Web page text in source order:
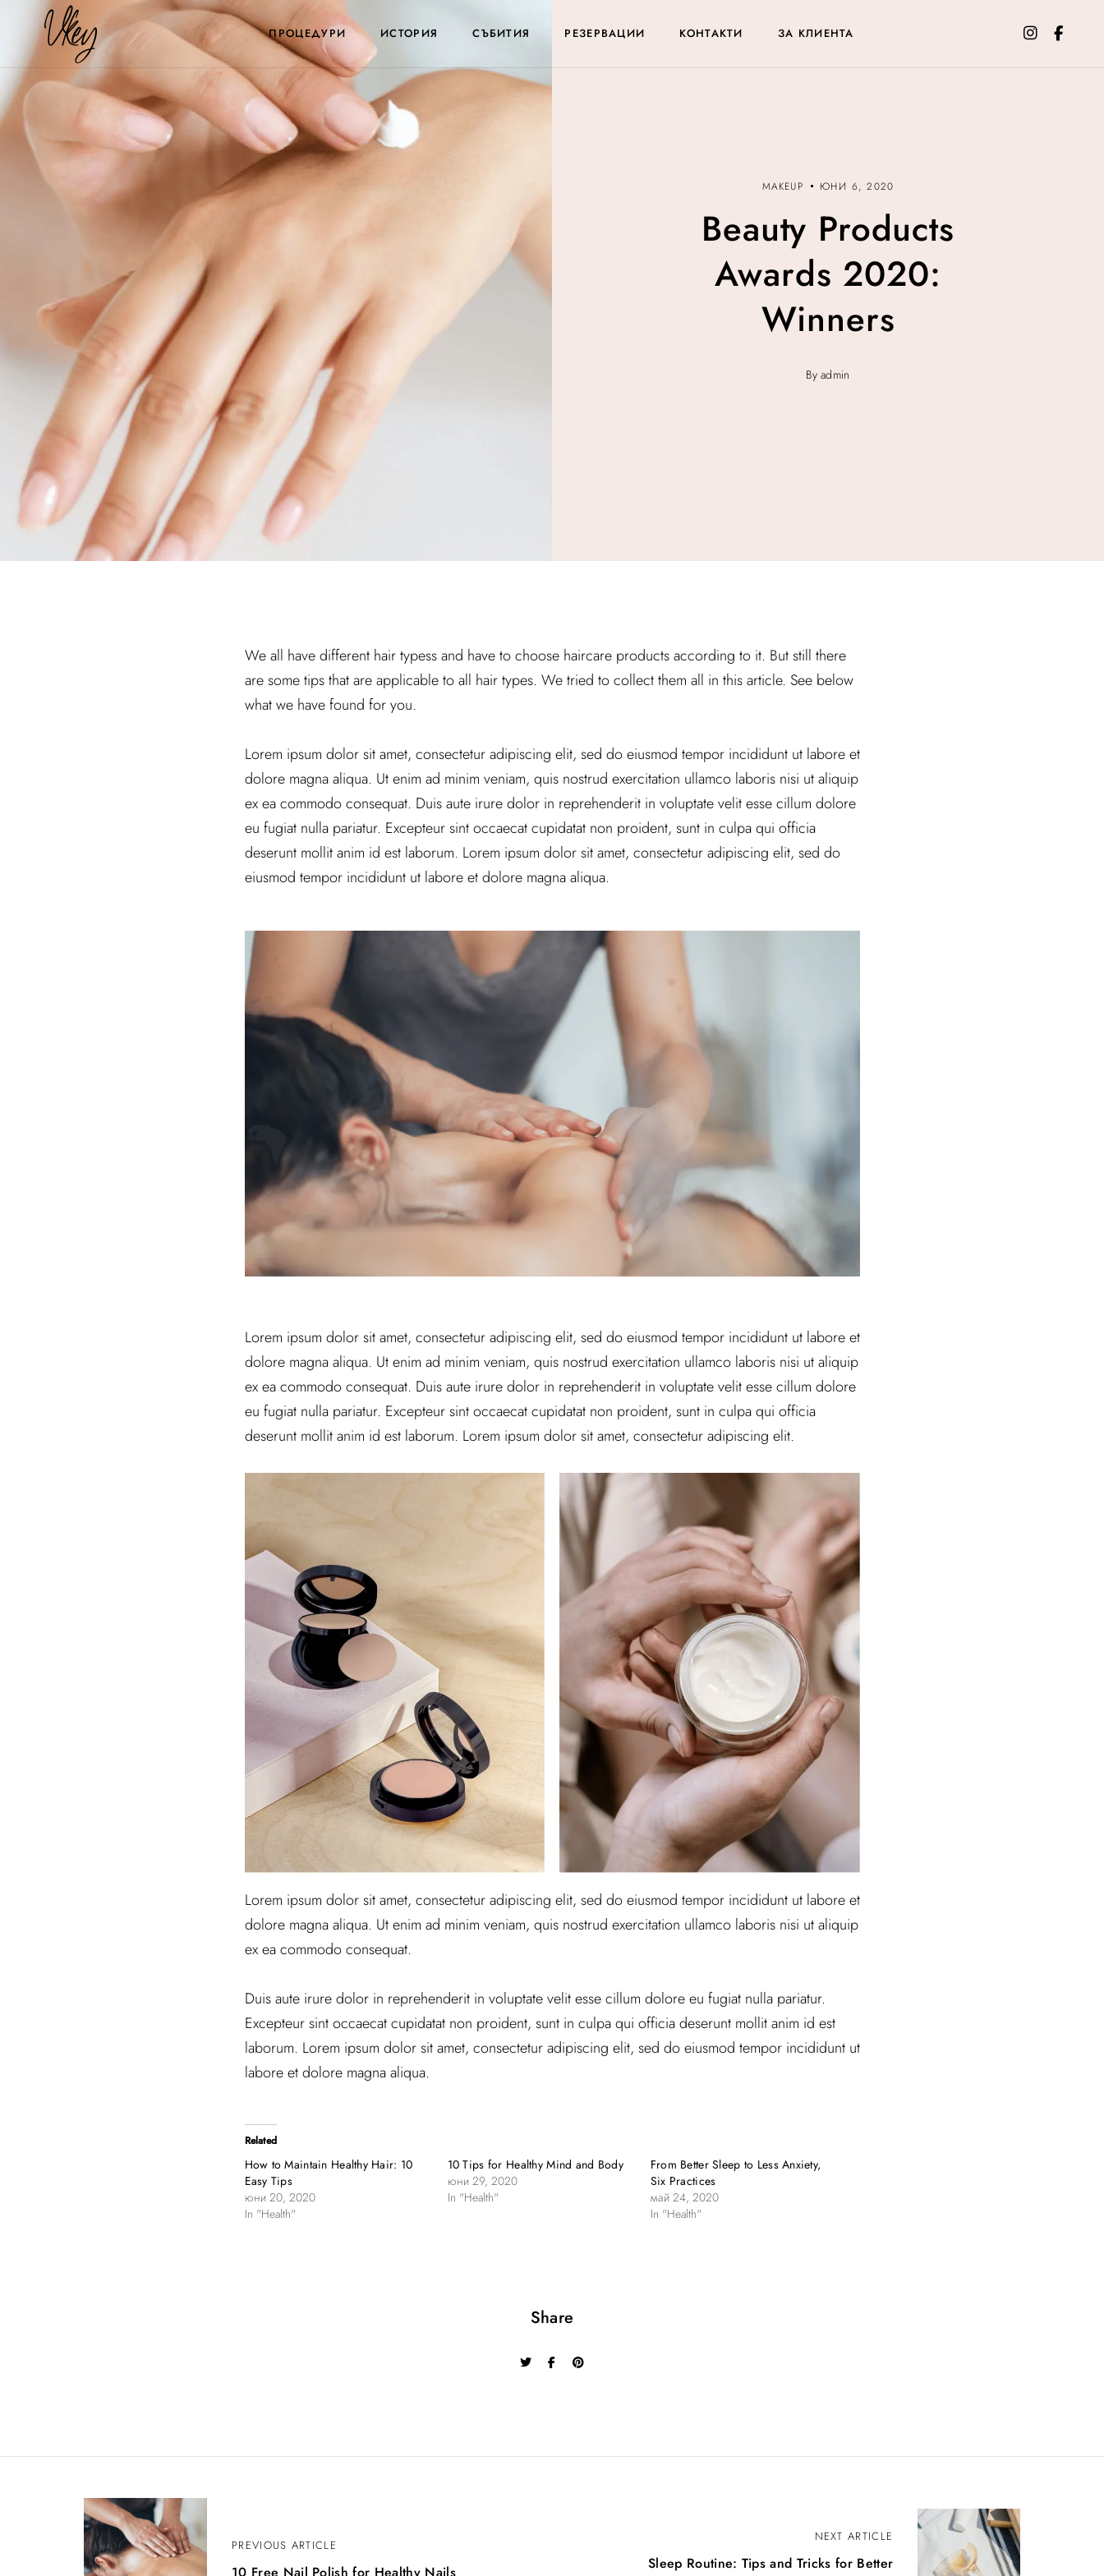
ПРОЦЕДУРИ ИСТОРИЯ СЪБИТИЯ РЕЗЕРВАЦИИ КОНТАКТИ ЗА КЛИЕНТА
MAKEUP ЮНИ 6, 2020
Beauty Products
Awards 2020:
Winners
By admin
We all have different hair typess and have to choose haircare products according to it. But still there
are some tips that are applicable to all hair types. We tried to collect them all in this article. See below
what we have found for you.
Lorem ipsum dolor sit amet, consectetur adipiscing elit, sed do eiusmod tempor incididunt ut labore et
dolore magna aliqua. Ut enim ad minim veniam, quis nostrud exercitation ullamco laboris nisi ut aliquip
ex ea commodo consequat. Duis aute irure dolor in reprehenderit in voluptate velit esse cillum dolore
eu fugiat nulla pariatur. Excepteur sint occaecat cupidatat non proident, sunt in culpa qui officia
deserunt mollit anim id est laborum. Lorem ipsum dolor sit amet, consectetur adipiscing elit, sed do
eiusmod tempor incididunt ut labore et dolore magna aliqua.
Lorem ipsum dolor sit amet, consectetur adipiscing elit, sed do eiusmod tempor incididunt ut labore et
dolore magna aliqua. Ut enim ad minim veniam, quis nostrud exercitation ullamco laboris nisi ut aliquip
ex ea commodo consequat. Duis aute irure dolor in reprehenderit in voluptate velit esse cillum dolore
eu fugiat nulla pariatur. Excepteur sint occaecat cupidatat non proident, sunt in culpa qui officia
deserunt mollit anim id est laborum. Lorem ipsum dolor sit amet, consectetur adipiscing elit.
Lorem ipsum dolor sit amet, consectetur adipiscing elit, sed do eiusmod tempor incididunt ut labore et
dolore magna aliqua. Ut enim ad minim veniam, quis nostrud exercitation ullamco laboris nisi ut aliquip
ex ea commodo consequat.
Duis aute irure dolor in reprehenderit in voluptate velit esse cillum dolore eu fugiat nulla pariatur.
Excepteur sint occaecat cupidatat non proident, sunt in culpa qui officia deserunt mollit anim id est
laborum. Lorem ipsum dolor sit amet, consectetur adipiscing elit, sed do eiusmod tempor incididunt ut
labore et dolore magna aliqua.
Related
How to Maintain Healthy Hair: 10
Easy Tips
юни 20, 2020
In "Health"
10 Tips for Healthy Mind and Body
юни 29, 2020
In "Health"
From Better Sleep to Less Anxiety,
Six Practices
май 24, 2020
In "Health"
Share
Н
а
PREVIOUS ARTICLE
NEXT ARTICLE
Sleep Routine: Tips and Tricks for Better